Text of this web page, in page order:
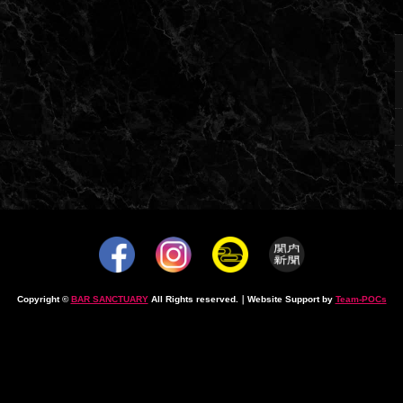
Copyright ©BAR SANCTUARY All Rights reserved.｜Website Support by Team-POCs